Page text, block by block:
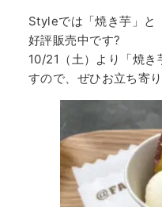
Styleでは「焼き芋」と
好評販売中です?
10/21（土）より「焼
すので、ぜひお立ち寄